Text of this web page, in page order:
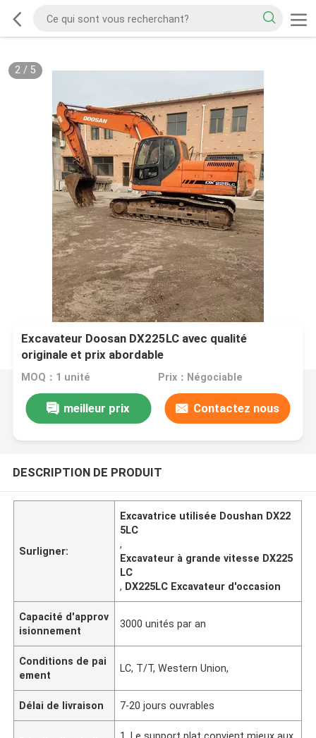
2/ 5
Excavateur Doosan DX225LC avec qualité
originale et prix abordable
MOQ：1 unité Prix：Négociable
meilleur prix Contactez nous
DESCRIPTION DE PRODUIT
Surligner:
Excavatrice utilisée Doushan DX22
5LC
,
Excavateur à grande vitesse DX225
LC
, DX225LC Excavateur d'occasion
Capacité d'approv
isionnement
3000 unités par an
Conditions de pai
ement
LC, T/T, Western Union,
Délai de livraison 7-20 jours ouvrables
1. Le support plat convient mieux aux